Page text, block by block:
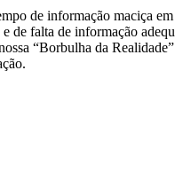
de informação maciça
de falta de informação
“Borbulha da